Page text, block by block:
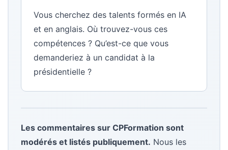
Vous cherchez des talents formés en IA
et en anglais. Où trouvez-vous ces
compétences ? Qu’est-ce que vous
demanderiez à un candidat à la
présidentielle ?
Les commentaires sur CPFormation sont
modérés et listés publiquement. Nous les